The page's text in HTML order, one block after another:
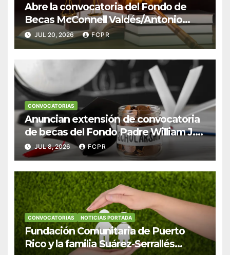
Abre la convocatoria del Fondo de
Becas McConnell Valdés/Antonio
Escudero Viera para estudiantes de
Derecho en Puerto Rico
JUL 20, 2026 FCPR
CONVOCATORIAS
Anuncian extensión de convocatoria
de becas del Fondo Padre William J.
Hendricks, SJ para estudiantes del
Colegio San Ignacio
JUL 8, 2026 FCPR
CONVOCATORIAS NOTICIAS PORTADA
Fundación Comunitaria de Puerto
Rico y la familia Suárez-Serrallés